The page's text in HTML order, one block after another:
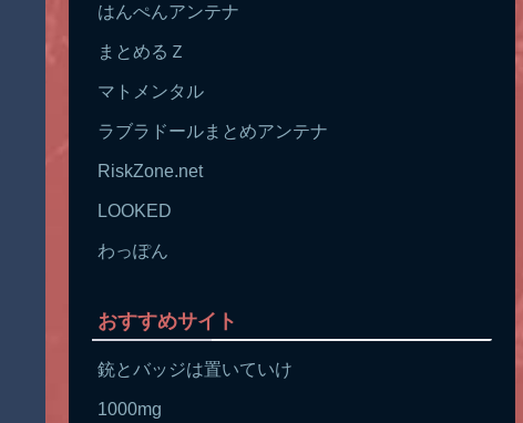
はんぺんアンテナ
まとめるＺ
マトメンタル
ラブラドールまとめアンテナ
RiskZone.net
LOOKED
わっぽん
おすすめサイト
銃とバッジは置いていけ
1000mg